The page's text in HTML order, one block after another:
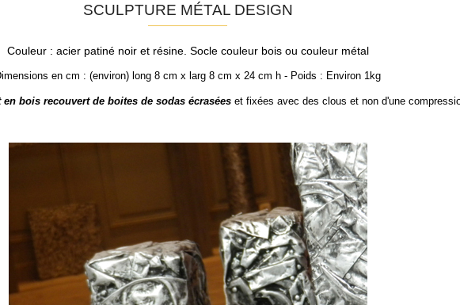
SCULPTURE MÉTAL DESIGN
Couleur : acier patiné noir et résine. Socle couleur bois ou couleur métal
en cm : (environ) long 8 cm x larg 8 cm x 24 cm h - Poids : Environ 1kg
en bois recouvert de boites de sodas écrasées et fixées avec des clous et non d'une